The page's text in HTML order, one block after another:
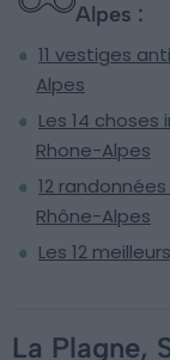
Alpes :
11 vestiges
Alpes
Les 14
Rhone-Alpes
12
Rhône-Alpes
Les 12
La Plagne,